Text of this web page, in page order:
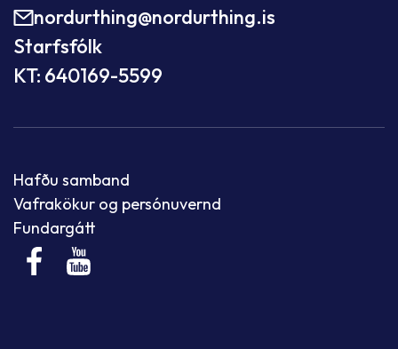
nordurthing@nordurthing.is
Starfsfólk
KT: 640169-5599
Hafðu samband
Vafrakökur og persónuvernd
Fundargátt